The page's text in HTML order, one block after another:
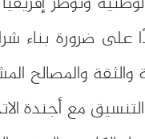
على ضرورة بناء
والمصالح
مع أجندة